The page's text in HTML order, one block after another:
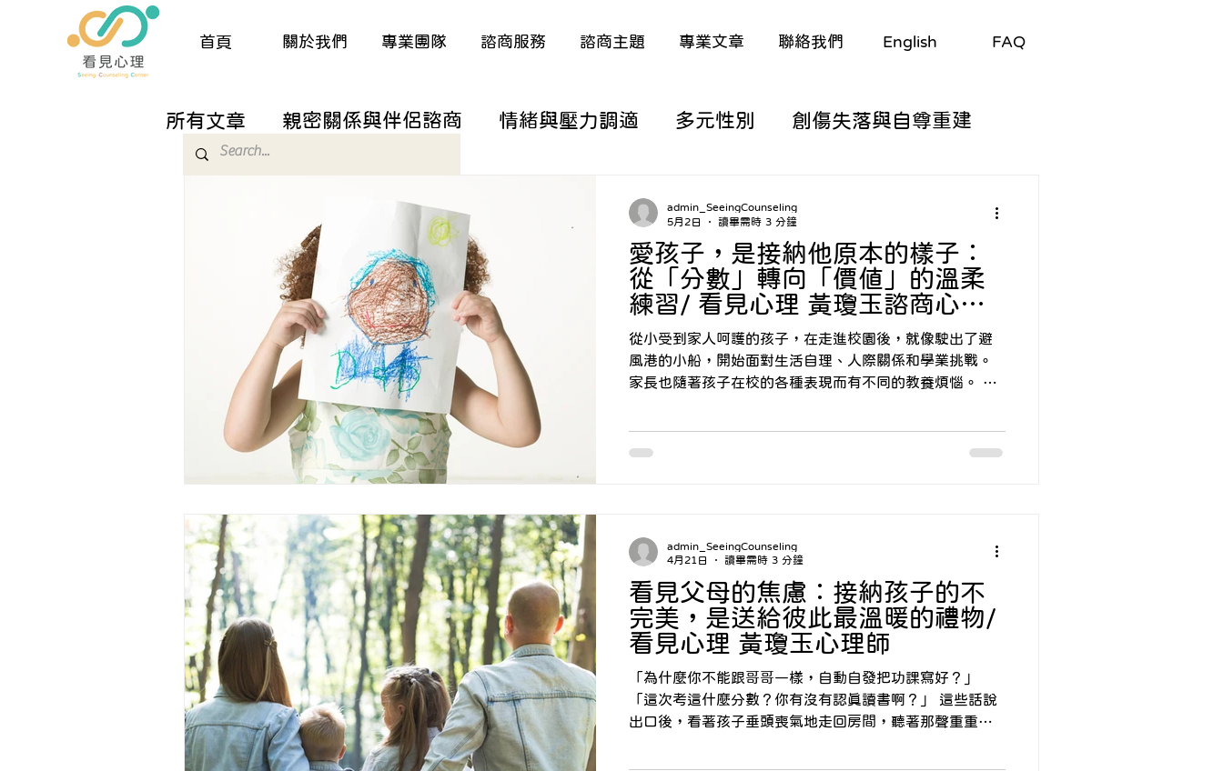
首頁 關於我們 專業團隊 諮商服務 諮商主題 專業文章 聯絡我們 English FAQ
所有文章 親密關係與伴侶諮商 情緒與壓力調適 多元性別 創傷失落與自尊重建
催眠與夢工作 人際議題 特殊議題（含多元語言） 熟年生活與適應
關於諮商的那些大小事 從諮商看新聞時事 從諮商看電影/動漫/劇集 生理與心理
精神疾患與身心 English Blogs 身心診療與整合
自我照顧
愛孩子，是接納他原本的樣子：
從「分數」轉向「價值」的溫柔
練習/ 看見心理 黃瓊玉諮商心理
師
從小受到家人呵護的孩子，在走進校園後，就像駛出了避
風港的小船，開始面對生活自理、人際關係和學業挑戰。
家長也隨著孩子在校的各種表現而有不同的教養煩惱。 當
的父母，沒把孩子教好。懞懂的孩子看到父母臉上的情緒
新思考那份關於「愛」的習題。
admin_SeeingCounseling
5月2日
讀畢需時 3 分鐘
看見父母的焦慮：接納孩子的不
完美，是送給彼此最溫暖的禮物/
看見心理 黃瓊玉心理師
「為什麼你不能跟哥哥一樣，自動自發把功課寫好？」
「這次考這什麼分數？你有沒有認真讀書啊？」 這些話說
出口後，看著孩子垂頭喪氣地走回房間，聽著那聲重重的
admin_SeeingCounseling
4月21日
讀畢需時 3 分鐘